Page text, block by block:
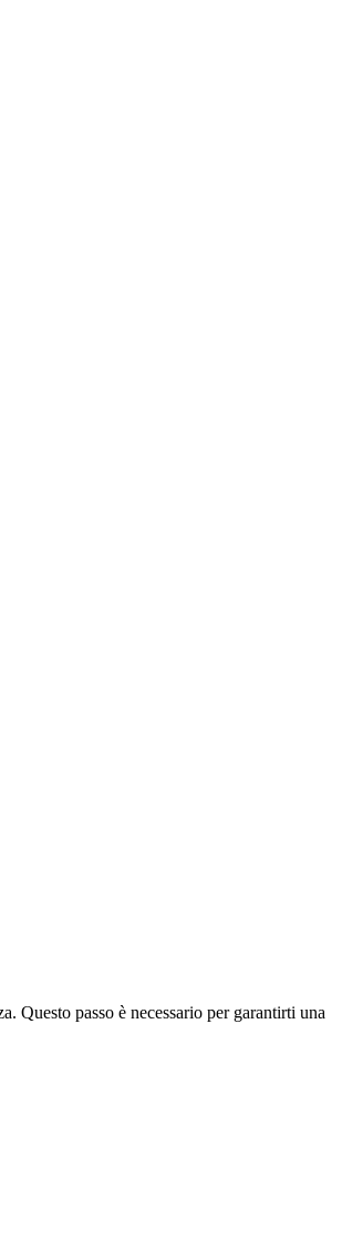
Questo passo è necessario per garantirti una